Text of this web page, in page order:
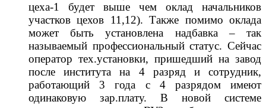
цеха-1 будет выше чем оклад начальников
участков цехов 11,12). Также помимо оклада
может быть установлена надбавка – так
называемый профессиональный статус. Сейчас
оператор тех.установки, пришедший на завод
после института на 4 разряд и сотрудник,
работающий 3 года с 4 разрядом имеют
одинаковую зар.плату. В новой системе